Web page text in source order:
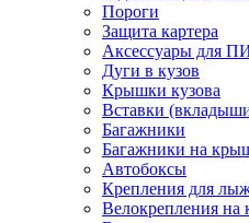
Пороги
Защита картера
Аксессуары для
Дуги в кузов
Крышки кузова
Вставки
Багажники
Багажники на
Автобоксы
Крепления для
Велокрепления